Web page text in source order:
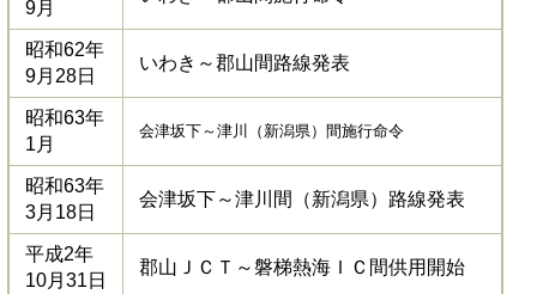
9月
昭和62年
9月28日
いわき～郡山間路線発表
昭和63年
1月
会津坂下～津川（新潟県）間施行命令
昭和63年
3月18日
会津坂下～津川間（新潟県）路線発表
平成2年
10月31日
郡山ＪＣＴ～磐梯熱海ＩＣ間供用開始